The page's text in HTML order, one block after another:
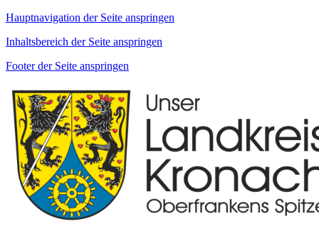
Hauptnavigation der Seite anspringen
Inhaltsbereich der Seite anspringen
Footer der Seite anspringen